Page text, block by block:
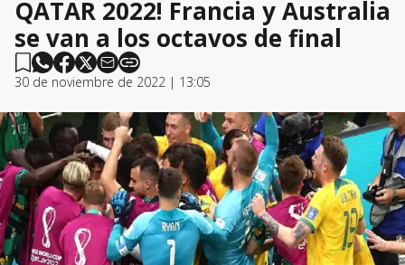
QATAR 2022! Francia y Australia
se van a los octavos de final
30 de noviembre de 2022 | 13:05